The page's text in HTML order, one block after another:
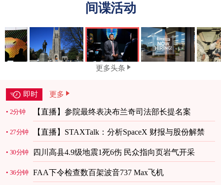
间谍活动
更多头条
即时 更多
2分钟 【直播】参院最终表决布兰奇司法部长提名案
27分钟 【直播】STAXTalk：分析SpaceX 财报与股份解禁
30分钟 四川高县4.9级地震1死6伤 民众指向页岩气开采
36分钟 FAA下令检查数百架波音737 Max飞机